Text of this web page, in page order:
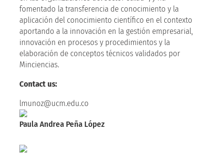
fomentado la transferencia de conocimiento y la
aplicación del conocimiento científico en el contexto
aportando a la innovación en la gestión empresarial,
innovación en procesos y procedimientos y la
elaboración de conceptos técnicos validados por
Minciencias.
Contact us:
lmunoz@ucm.edu.co
Paula Andrea Peña López